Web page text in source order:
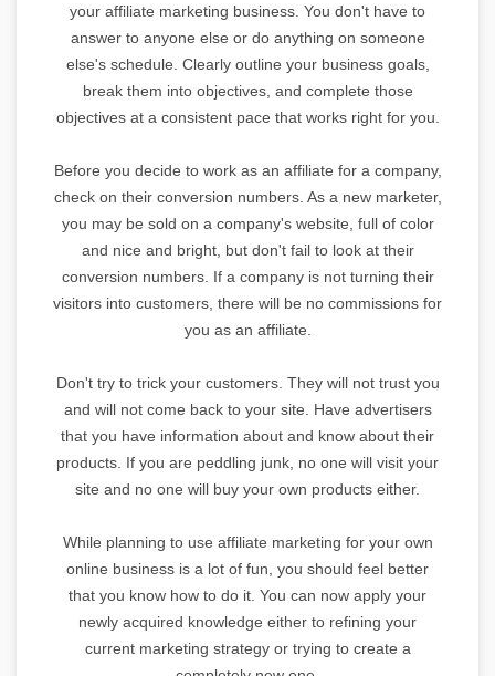
your affiliate marketing business. You don't have to
answer to anyone else or do anything on someone
else's schedule. Clearly outline your business goals,
break them into objectives, and complete those
objectives at a consistent pace that works right for you.
Before you decide to work as an affiliate for a company,
check on their conversion numbers. As a new marketer,
you may be sold on a company's website, full of color
and nice and bright, but don't fail to look at their
conversion numbers. If a company is not turning their
visitors into customers, there will be no commissions for
you as an affiliate.
Don't try to trick your customers. They will not trust you
and will not come back to your site. Have advertisers
that you have information about and know about their
products. If you are peddling junk, no one will visit your
site and no one will buy your own products either.
While planning to use affiliate marketing for your own
online business is a lot of fun, you should feel better
that you know how to do it. You can now apply your
newly acquired knowledge either to refining your
current marketing strategy or trying to create a